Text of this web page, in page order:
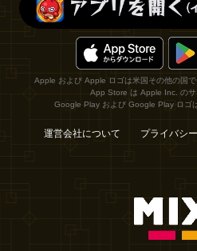
Apple および Apple ロゴは米国その他の国
App Store は Apple Inc. のサ
Google Play および Google Play ロゴ
運営会社について プライバシ